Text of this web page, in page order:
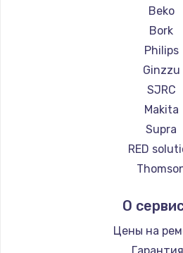
Ремонт
Ремонт
Ремонт
Ремонт
Ремонт
Ремонт
Ремонт
Ремонт
Ремонт
Ремонт
Ремонт
Ремонт
Beko
Bork
Philips
Ginzzu
SJRC
Makita
Supra
RED
lydsto
Atvel
Tineco
О
Цены на